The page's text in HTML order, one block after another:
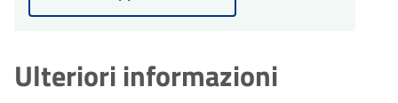
Ulteriori informazioni